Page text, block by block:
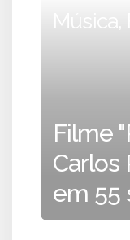
Música,
Filme
Carlos
em 55